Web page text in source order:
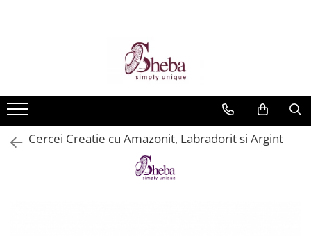
Cercei Creatie cu Amazonit, Labradorit si Argint